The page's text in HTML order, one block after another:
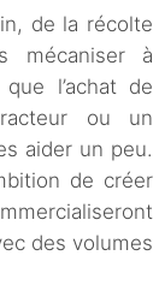
de la récolte
mécaniser à
l’achat de
ou un
aider un peu.
de créer
des volumes